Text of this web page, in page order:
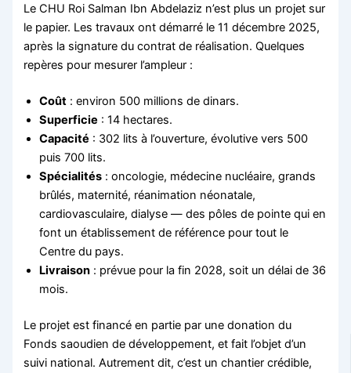
Le CHU Roi Salman Ibn Abdelaziz n’est plus un projet sur
le papier. Les travaux ont démarré le 11 décembre 2025,
après la signature du contrat de réalisation. Quelques
repères pour mesurer l’ampleur :
Coût : environ 500 millions de dinars.
Superficie : 14 hectares.
Capacité : 302 lits à l’ouverture, évolutive vers 500
puis 700 lits.
Spécialités : oncologie, médecine nucléaire, grands
brûlés, maternité, réanimation néonatale,
cardiovasculaire, dialyse — des pôles de pointe qui en
font un établissement de référence pour tout le
Centre du pays.
Livraison : prévue pour la fin 2028, soit un délai de 36
mois.
Le projet est financé en partie par une donation du
Fonds saoudien de développement, et fait l’objet d’un
suivi national. Autrement dit, c’est un chantier crédible,